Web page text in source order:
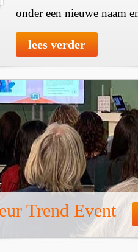
onder een nieuwe naam
lees verder
Trend Event